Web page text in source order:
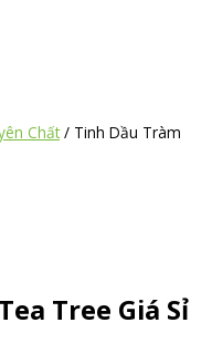
Chất/ Tinh Dầu Tràm
Tree Giá Sỉ